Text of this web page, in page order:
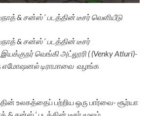
& சன்ஸ் ‘ படத்தின் டீசர் வெளியீடு
& சன்ஸ் ‘ படத்தின் டீசர்
வெங்கி அட்லூரி ( (Venky Atluri)-
எமோஷனல் டிராமாவை வழங்க
உலகத்தைப் பற்றிய ஒரு பார்வை- சூர்யா